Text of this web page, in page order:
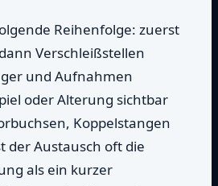
Reihenfolge: zuerst
Verschleißstellen
und Aufnahmen
oder Alterung sichtbar
Koppelstangen
der Austausch oft die
als ein kurzer